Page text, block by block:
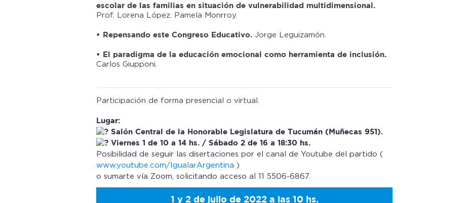
escolar de las familias en situación de vulnerabilidad multidimensional.
Prof. Lorena López. Pamela Monrroy.
• Repensando este Congreso Educativo. Jorge Leguizamón.
• El paradigma de la educación emocional como herramienta de inclusión.
Carlos Giupponi.
Participación de forma presencial o virtual.
Lugar:
Salón Central de la Honorable Legislatura de Tucumán (Muñecas 951).
Viernes 1 de 10 a 14 hs. / Sábado 2 de 16 a 18:30 hs.
Posibilidad de seguir las disertaciones por el canal de Youtube del partido (
www.youtube.com/IgualarArgentina )
o sumarte vía Zoom, solicitando acceso al 11 5506-6867.
1 y 2 de julio de 2022 a las 10 hs.